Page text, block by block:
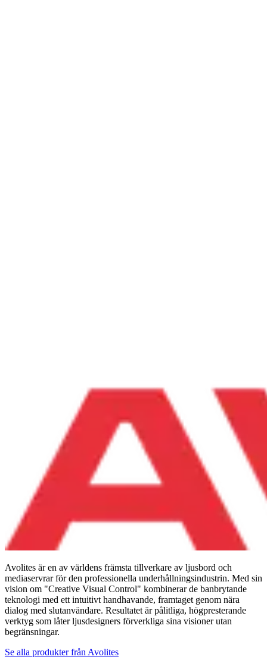
Avolites är en av världens främsta tillverkare av ljusbord och
mediaservrar för den professionella underhållningsindustrin. Med sin
vision om "Creative Visual Control" kombinerar de banbrytande
teknologi med ett intuitivt handhavande, framtaget genom nära
dialog med slutanvändare. Resultatet är pålitliga, högpresterande
verktyg som låter ljusdesigners förverkliga sina visioner utan
begränsningar.
Se alla produkter från Avolites